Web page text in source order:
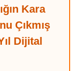
Kara
Çıkmış
Dijital